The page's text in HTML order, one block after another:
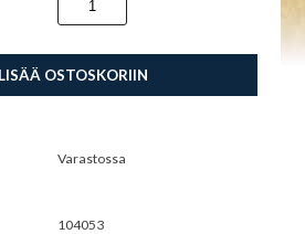
LISÄÄ OSTOSKORIIN
Varastossa
104053